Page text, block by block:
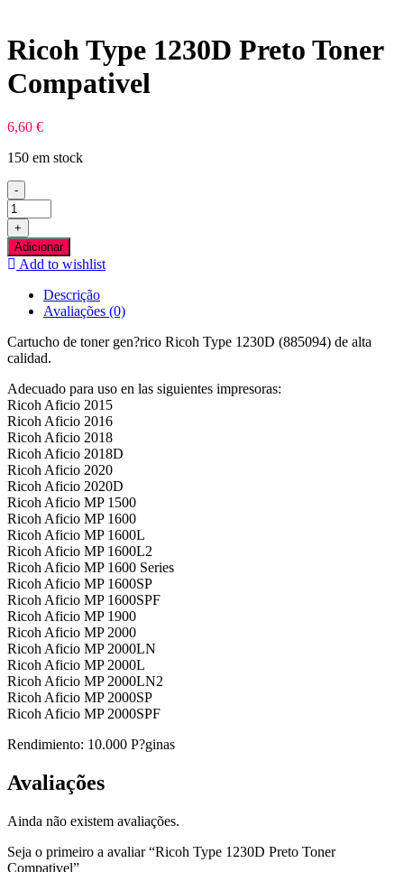
Ricoh Type 1230D Preto Toner
Compativel
6,60 €
150 em stock
-
Quantidade
de
Ricoh
Type
1230D
Compativel
+
Adicionar
Add to wishlist
Descrição
Avaliações (0)
Cartucho de toner gen?rico Ricoh Type 1230D (885094) de alta
calidad.
Adecuado para uso en las siguientes impresoras:
Ricoh Aficio 2015
Ricoh Aficio 2016
Ricoh Aficio 2018
Ricoh Aficio 2018D
Ricoh Aficio 2020
Ricoh Aficio 2020D
Ricoh Aficio MP 1500
Ricoh Aficio MP 1600
Ricoh Aficio MP 1600L
Ricoh Aficio MP 1600L2
Ricoh Aficio MP 1600 Series
Ricoh Aficio MP 1600SP
Ricoh Aficio MP 1600SPF
Ricoh Aficio MP 1900
Ricoh Aficio MP 2000
Ricoh Aficio MP 2000LN
Ricoh Aficio MP 2000L
Ricoh Aficio MP 2000LN2
Ricoh Aficio MP 2000SP
Ricoh Aficio MP 2000SPF
Rendimiento: 10.000 P?ginas
Avaliações
Ainda não existem avaliações.
Seja o primeiro a avaliar “Ricoh Type 1230D Preto Toner
Compativel”